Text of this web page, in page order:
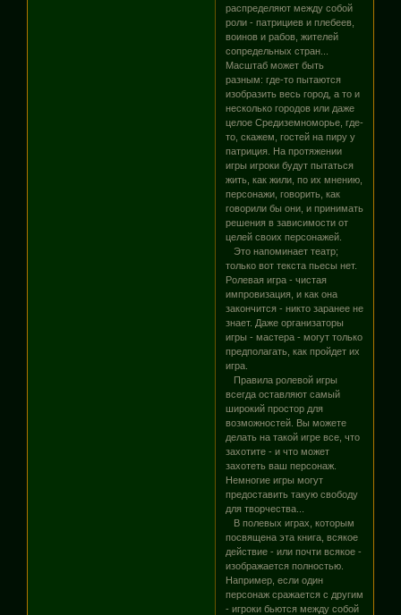
распределяют между собой
роли - патрициев и плебеев,
воинов и рабов, жителей
сопредельных стран...
Масштаб может быть
разным: где-то пытаются
изобразить весь город, а то и
несколько городов или даже
целое Средиземноморье, где-
то, скажем, гостей на пиру у
патриция. На протяжении
игры игроки будут пытаться
жить, как жили, по их мнению,
персонажи, говорить, как
говорили бы они, и принимать
решения в зависимости от
целей своих персонажей.
Это напоминает театр;
только вот текста пьесы нет.
Ролевая игра - чистая
импровизация, и как она
закончится - никто заранее не
знает. Даже организаторы
игры - мастера - могут только
предполагать, как пройдет их
игра.
Правила ролевой игры
всегда оставляют самый
широкий простор для
возможностей. Вы можете
делать на такой игре все, что
захотите - и что может
захотеть ваш персонаж.
Немногие игры могут
предоставить такую свободу
для творчества...
В полевых играх, которым
посвящена эта книга, всякое
действие - или почти всякое -
изображается полностью.
Например, если один
персонаж сражается с другим
- игроки бьются между собой